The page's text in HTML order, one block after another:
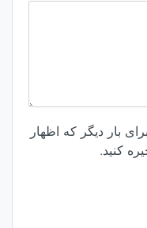
بار دیگر که اظهار
کنید.